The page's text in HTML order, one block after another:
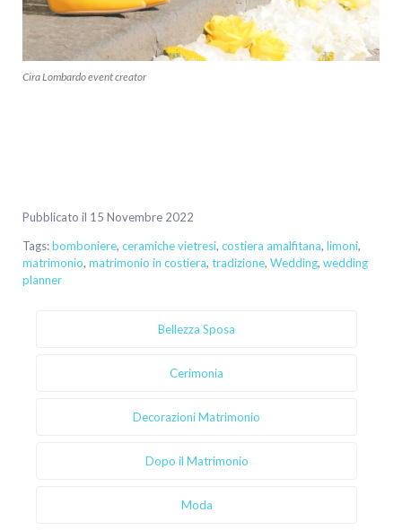
Cira Lombardo event creator
Pubblicato il 15 Novembre 2022
Tags:bomboniere, ceramiche vietresi, costiera amalfitana, limoni,
matrimonio, matrimonio in costiera, tradizione, Wedding, wedding
planner
Bellezza Sposa
Cerimonia
Decorazioni Matrimonio
Dopo il Matrimonio
Moda